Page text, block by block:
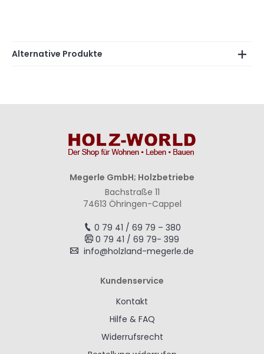
Alternative Produkte
Megerle GmbH; Holzbetriebe
Bachstraße 11
74613 Öhringen-Cappel
0 79 41 / 69 79 – 380
0 79 41 / 69 79- 399
info@holzland-megerle.de
Kundenservice
Kontakt
Hilfe & FAQ
Widerrufsrecht